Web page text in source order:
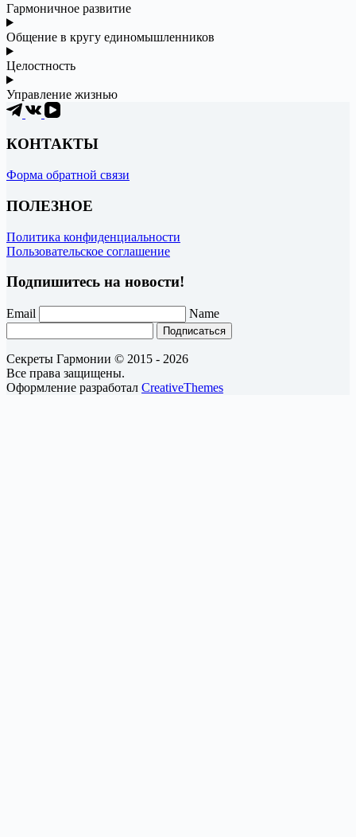
Гармоничное развитие
Общение в кругу единомышленников
Целостность
Управление жизнью
КОНТАКТЫ
Форма обратной связи
ПОЛЕЗНОЕ
Политика конфиденциальности
Пользовательское соглашение
Подпишитесь на новости!
Email Name
Подписаться
Секреты Гармонии © 2015 - 2026
Все права защищены.
Оформление разработал CreativeThemes